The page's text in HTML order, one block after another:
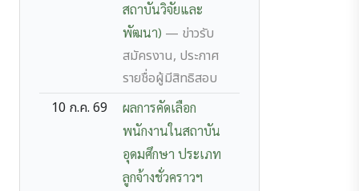
สถาบันวิจัยและ
พัฒนา) — ข่าวรับ
สมัครงาน, ประกาศ
รายชื่อผู้มีสิทธิสอบ
10 ก.ค. 69
ผลการคัดเลือก
พนักงานในสถาบัน
อุดมศึกษา ประเภท
ลูกจ้างชั่วคราวฯ